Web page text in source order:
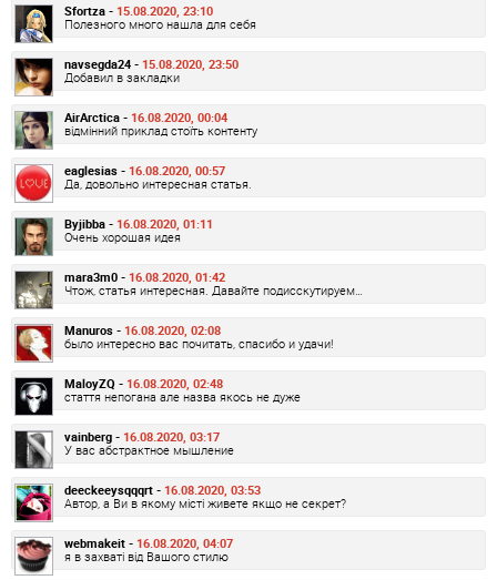
Sfortza - 15.08.2020, 23:10
Полезного много нашла для себя
navsegda24 - 15.08.2020, 23:50
Добавил в закладки
AirArctica - 16.08.2020, 00:04
відмінний приклад стоїть контенту
eaglesias - 16.08.2020, 00:57
Да, довольно интересная статья.
Byjibba - 16.08.2020, 01:11
Очень хорошая идея
mara3m0 - 16.08.2020, 01:42
Чтож, статья интересная. Давайте подисскутируем…
Manuros - 16.08.2020, 02:08
было интересно вас почитать, спасибо и удачи!
MaloyZQ - 16.08.2020, 02:48
стаття непогана але назва якось не дуже
vainberg - 16.08.2020, 03:17
У вас абстрактное мышление
deeckeeysqqqrt - 16.08.2020, 03:53
Автор, а Ви в якому місті живете якщо не секрет?
webmakeit - 16.08.2020, 04:07
я в захваті від Вашого стилю